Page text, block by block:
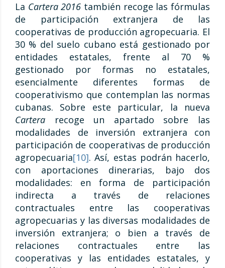
La Cartera 2016 también recoge las fórmulas
de participación extranjera de las
cooperativas de producción agropecuaria. El
30 % del suelo cubano está gestionado por
entidades estatales, frente al 70 %
gestionado por formas no estatales,
esencialmente diferentes formas de
cooperativismo que contemplan las normas
cubanas. Sobre este particular, la nueva
Cartera recoge un apartado sobre las
modalidades de inversión extranjera con
participación de cooperativas de producción
agropecuaria[10]. Así, estas podrán hacerlo,
con aportaciones dinerarias, bajo dos
modalidades: en forma de participación
indirecta a través de relaciones
contractuales entre las cooperativas
agropecuarias y las diversas modalidades de
inversión extranjera; o bien a través de
relaciones contractuales entre las
cooperativas y las entidades estatales, y